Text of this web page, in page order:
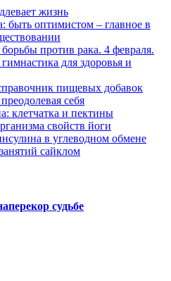
жизнь
быть оптимистом – главное в
против рака. 4 февраля.
для здоровья и
пищевых добавок
себя
клетчатка и пектины
свойств йоги
в углеводном обмене
сайклом
судьбе